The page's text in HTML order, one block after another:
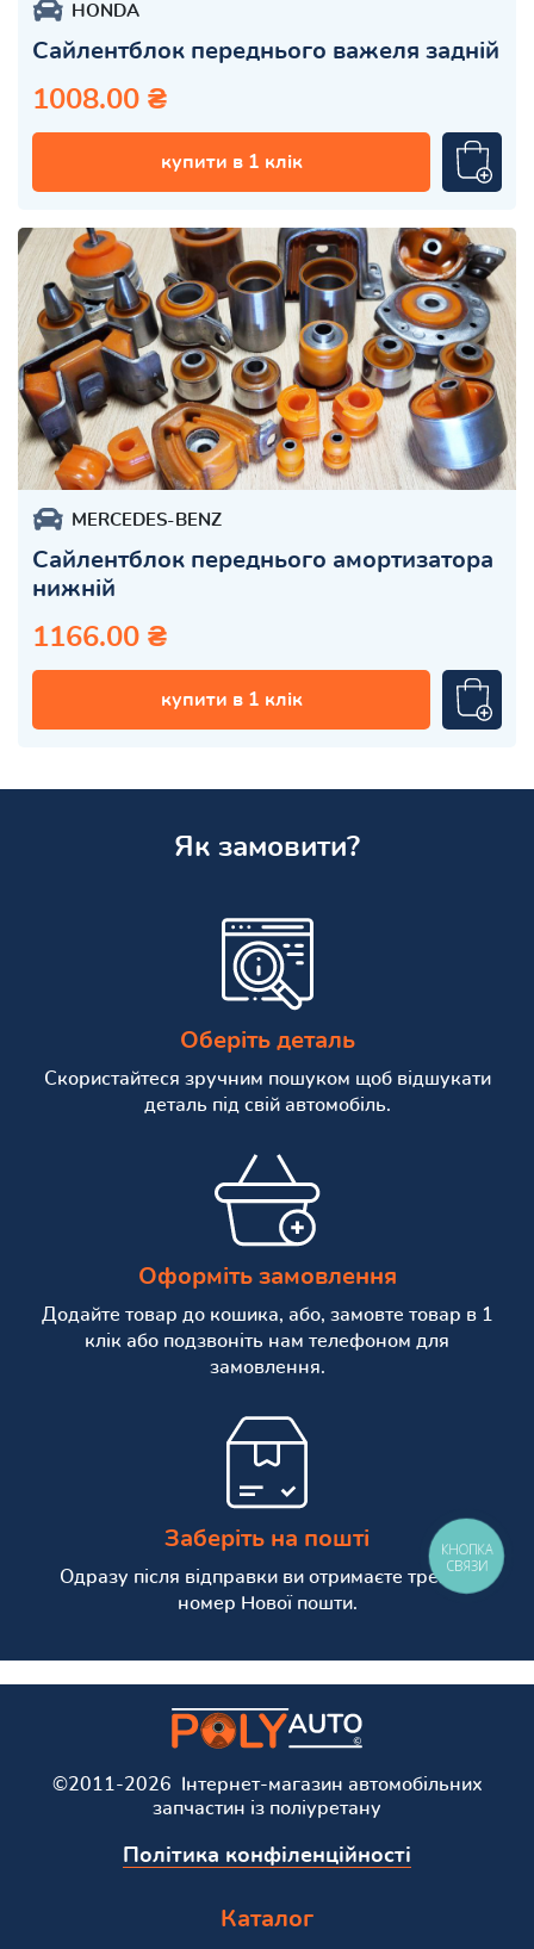
HONDA
Сайлентблок переднього важеля задній
1008.00 ₴
купити в 1 клік
MERCEDES-BENZ
Сайлентблок переднього амортизатора
нижній
1166.00 ₴
купити в 1 клік
Як замовити?
Оберіть деталь
Скористайтеся зручним пошуком щоб відшукати
деталь під свій автомобіль.
Оформіть замовлення
Додайте товар до кошика, або, замовте товар в 1
клік або подзвоніть нам телефоном для
замовлення.
Заберіть на пошті
Одразу після відправки ви отримаєте трекінг
номер Нової пошти.
©2011-2026 Інтернет-магазин автомобільних
запчастин із поліуретану
Політика конфіленційності
Каталог
КНОПКА
СВЯЗИ